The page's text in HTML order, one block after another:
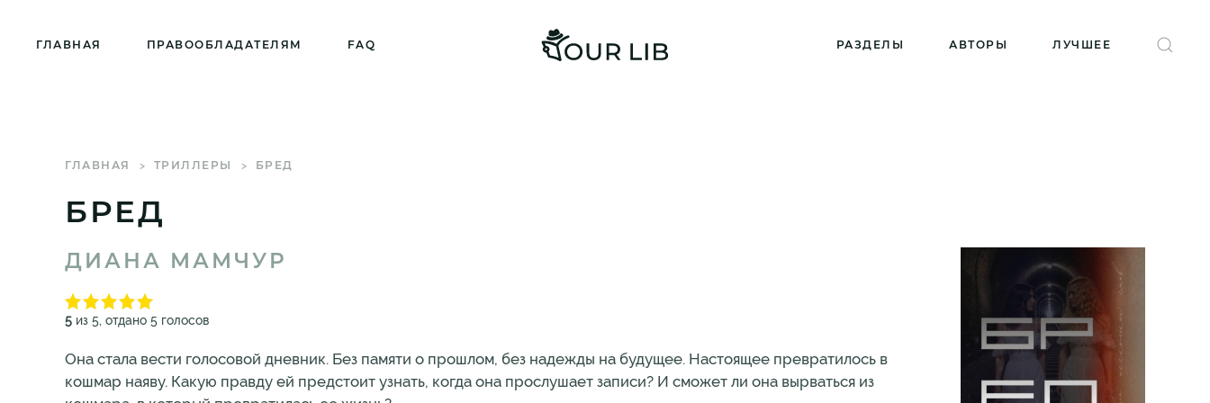
ГЛАВНАЯ ПРАВООБЛАДАТЕЛЯМ FAQ РАЗДЕЛЫ АВТОРЫ ЛУЧШЕЕ
ГЛАВНАЯ ТРИЛЛЕРЫ БРЕД
БРЕД
ДИАНА МАМЧУР
5 из 5, отдано 5 голосов
Она стала вести голосовой дневник. Без памяти о прошлом, без надежды на будущее. Настоящее превратилось в
кошмар наяву. Какую правду ей предстоит узнать, когда она прослушает записи? И сможет ли она вырваться из